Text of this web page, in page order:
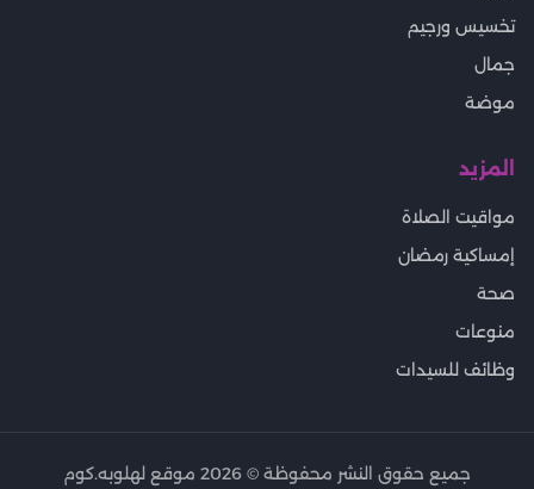
تخسيس ورجيم
جمال
موضة
المزيد
مواقيت الصلاة
إمساكية رمضان
صحة
منوعات
وظائف للسيدات
جميع حقوق النشر محفوظة © 2026 موقع لهلوبه.كوم